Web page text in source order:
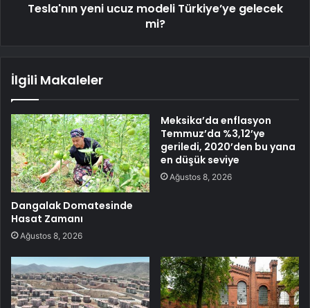
Tesla'nın yeni ucuz modeli Türkiye’ye gelecek
mi?
İlgili Makaleler
Dangalak Domatesinde
Hasat Zamanı
Ağustos 8, 2026
Meksika’da enflasyon
Temmuz’da %3,12’ye
geriledi, 2020’den bu yana
en düşük seviye
Ağustos 8, 2026